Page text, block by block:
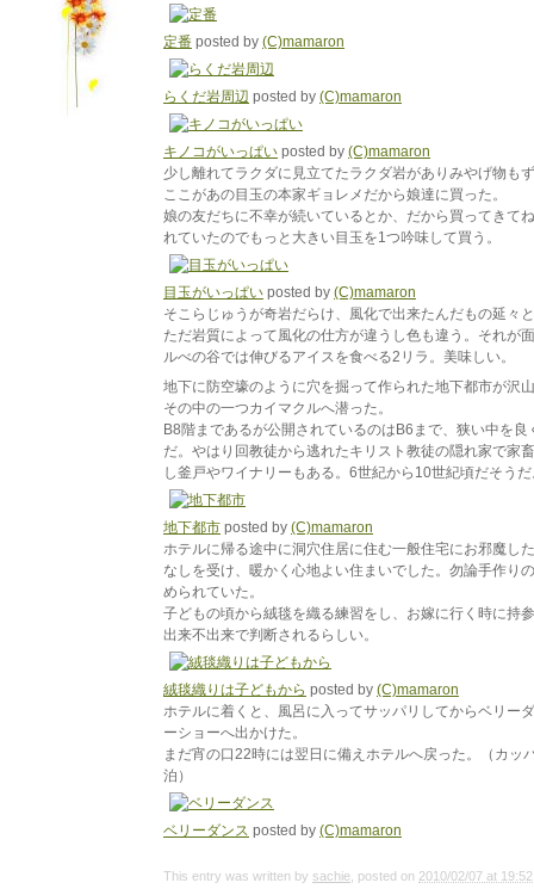
定番 posted by (C)mamaron
らくだ岩周辺 posted by (C)mamaron
キノコがいっぱい posted by (C)mamaron
少し離れてラクダに見立てたラクダ岩がありみやげ物も
ここがあの目玉の本家ギョレメだから娘達に買った。
娘の友だちに不幸が続いているとか、だから買ってきて
れていたのでもっと大きい目玉を1つ吟味して買う。
目玉がいっぱい posted by (C)mamaron
そこらじゅうが奇岩だらけ、風化で出来たんだもの延々
ただ岩質によって風化の仕方が違うし色も違う。それが
ルべの谷では伸びるアイスを食べる2リラ。美味しい。
地下に防空壕のように穴を掘って作られた地下都市が沢
その中の一つカイマクルへ潜った。
B8階まであるが公開されているのはB6まで、狭い中を良
だ。やはり回教徒から逃れたキリスト教徒の隠れ家で家
し釜戸やワイナリーもある。6世紀から10世紀頃だそう
地下都市 posted by (C)mamaron
ホテルに帰る途中に洞穴住居に住む一般住宅にお邪魔し
なしを受け、暖かく心地よい住まいでした。勿論手作り
められていた。
子どもの頃から絨毯を織る練習をし、お嫁に行く時に持
出来不出来で判断されるらしい。
絨毯織りは子どもから posted by (C)mamaron
ホテルに着くと、風呂に入ってサッパリしてからベリー
ーショーへ出かけた。
まだ宵の口22時には翌日に備えホテルへ戻った。（カッ
泊）
ベリーダンス posted by (C)mamaron
This entry was written by sachie , posted on 2010/02/07 at 19:52